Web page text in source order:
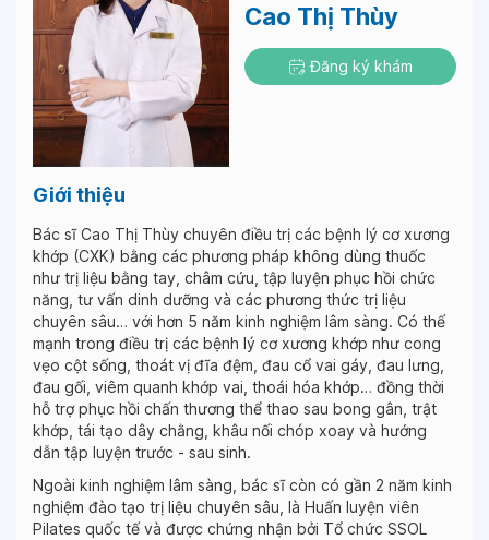
Cao Thị Thùy
Đăng ký khám
Giới thiệu
Bác sĩ Cao Thị Thùy chuyên điều trị các bệnh lý cơ xương
khớp (CXK) bằng các phương pháp không dùng thuốc
như trị liệu bằng tay, châm cứu, tập luyện phục hồi chức
năng, tư vấn dinh dưỡng và các phương thức trị liệu
chuyên sâu… với hơn 5 năm kinh nghiệm lâm sàng. Có thế
mạnh trong điều trị các bệnh lý cơ xương khớp như cong
vẹo cột sống, thoát vị đĩa đệm, đau cổ vai gáy, đau lưng,
đau gối, viêm quanh khớp vai, thoái hóa khớp… đồng thời
hỗ trợ phục hồi chấn thương thể thao sau bong gân, trật
khớp, tái tạo dây chằng, khâu nối chóp xoay và hướng
dẫn tập luyện trước - sau sinh.
Ngoài kinh nghiệm lâm sàng, bác sĩ còn có gần 2 năm kinh
nghiệm đào tạo trị liệu chuyên sâu, là Huấn luyện viên
Pilates quốc tế và được chứng nhận bởi Tổ chức SSOL